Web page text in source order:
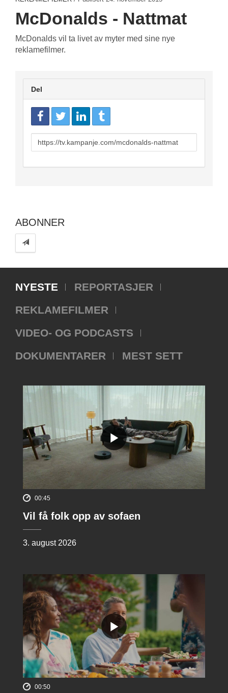
McDonalds - Nattmat
McDonalds vil ta livet av myter med sine nye
reklamefilmer.
Del
URL
to
ABONNER
NYESTE
REPORTASJER
REKLAMEFILMER
VIDEO- OG PODCASTS
DOKUMENTARER
MEST SETT
00:45
Vil få folk opp av sofaen
3. august 2026
00:50